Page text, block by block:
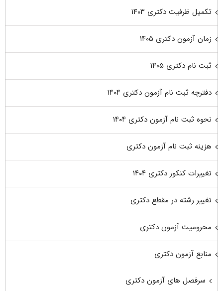
تکمیل ظرفیت دکتری ۱۴۰۳
زمان آزمون دکتری ۱۴۰۵
ثبت نام دکتری ۱۴۰۵
دفترچه ثبت نام آزمون دکتری ۱۴۰۴
نحوه ثبت نام آزمون دکتری ۱۴۰۴
هزینه ثبت نام آزمون دکتری
تغییرات کنکور دکتری ۱۴۰۴
تغییر رشته در مقطع دکتری
محرومیت آزمون دکتری
منابع آزمون دکتری
سرفصل های آزمون دکتری